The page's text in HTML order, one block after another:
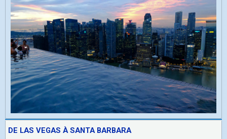
DE LAS VEGAS À SANTA BARBARA